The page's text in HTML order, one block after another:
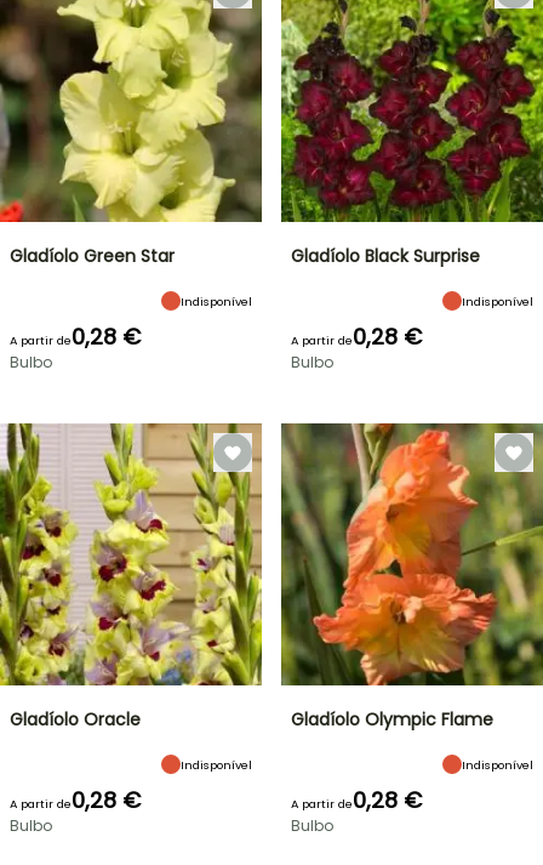
Gladíolo Green Star
Indisponível
A partir de0,28 €
Bulbo
Gladíolo Black Surprise
Indisponível
A partir de0,28 €
Bulbo
Gladíolo Oracle
Indisponível
A partir de0,28 €
Bulbo
Gladíolo Olympic Flame
Indisponível
A partir de0,28 €
Bulbo